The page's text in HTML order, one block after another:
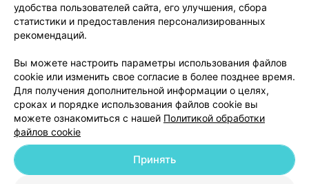
Написать руководителю 103.by
Обработка персональных данных
© 2026 ООО «Артокс Лаб», УНП 191700409
| 220012, Республика Беларусь,
удобства пользователей сайта, его улучшения, сбора
статистики и предоставления персонализированных
рекомендаций.
Вы можете настроить параметры использования файлов
cookie или изменить свое согласие в более позднее время.
Для получения дополнительной информации о целях,
сроках и порядке использования файлов cookie вы
можете ознакомиться с нашей Политикой обработки
файлов cookie
Принять